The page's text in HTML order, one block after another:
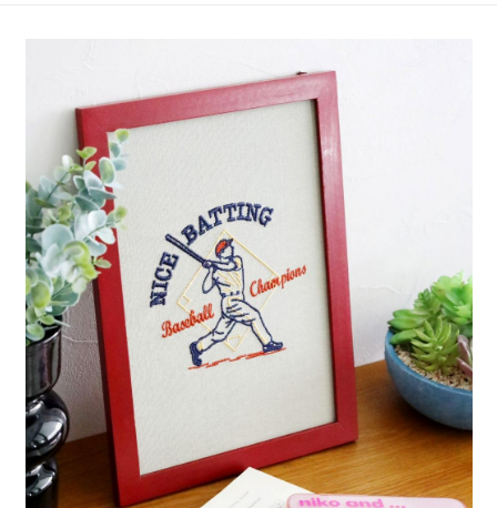
1.分期款項不併入電信帳單，「大哥付你分期」於每月結算日後寄送繳費提
2.透過簡訊連結打開帳單後，可選擇「超商條碼／台灣大直營門市／銀行轉
帳／街口支付／iPASS MONEY」等通路繳費。
【注意事項】
1.本服務係由「台灣大哥大股份有限公司」（以下簡稱本公司）所提供，讓
用戶於交易時，得透過本服務購買商品或服務，並由商店將買賣／分期付款
買賣價金債權讓與本公司後，依約使用本公司帳單繳交帳款。
2.基於同意付款使用「大哥付你分期」之契約關係目的，商店將以您的個人
資料（包含姓名、電話或地址）提供予台灣大哥大進項蒐集、處理及利用，
由本公司與您本人進行分期帳單所需資料之確認、核對及更正。
3.完整用戶服務條款，請詳閱以下連結： https://oppay.tw/userRule
３．安心：先確認商品／服務後，再付款。
１．於結帳方式選擇「AFTEE先享後付」後，將跳轉至「AFTEE先享後付」
結帳頁面，進行簡訊認證並確認金額後，即可完成結帳。
２．訂單成立數日內，您將收到繳費通知簡訊。
３．收到繳費通知簡訊後14天內，點擊此簡訊中的連結，可透過四大超商／
ATM／網路銀行／等多元方式進行付款，方視為交易完成。
※ 請注意：結帳手續完成當下不需立刻繳費，但若您需要取消訂單，請聯絡
購買商品的店家。未經商家同意取消之訂單仍視為有效，需透過AFTEE先享
後付繳納相關費用。
※ 交易是否成功請以「AFTEE先享後付 」之結帳頁面顯示為準，若有關於
是否繳費成功／繳費後需取消欲退款等相關疑問，請聯繫「AFTEE先享後付
客戶支援中心」
https://netprotections.freshdesk.com/support/home
【注意事項】
１．透過由恩沛科技股份有限公司提供之「AFTEE先享後付」服務完成之交
易，需依本服務之必要範圍內提供個人資料，並將交易相關給付款項請求債
權轉讓予恩沛科技股份有限公司。
２．關於個人資料處理事宜，請瀏覽以下網址：
https://aftee.tw/terms/#terms3
３．未成年的使用者請事先徵得法定代理人或監護人之同意方可使用
「AFTEE先享後付」，若未經同意申辦者引起之損失，本公司不負相關責
任。
４．使用「AFTEE先享後付」時，將依據個別帳號之用戶狀況，依本公司即
每筆NT$80，滿NT$888(含以上)免運費
每筆NT$80，滿NT$888(含以上)免運費
7-11 取貨付款
每筆NT$80，滿NT$1,500(含以上)免運費
付款後 7-11取貨
每筆NT$80，滿NT$1,500(含以上)免運費
宅配
每筆NT$80，滿NT$1,500(含以上)免運費